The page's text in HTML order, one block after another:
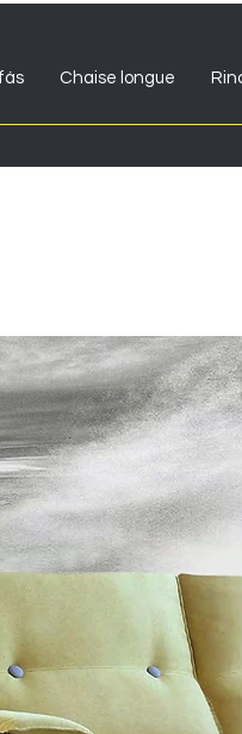
Chaise longue